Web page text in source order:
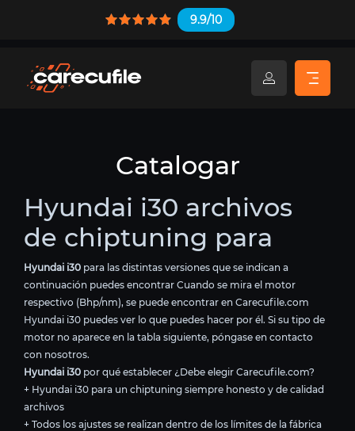
9.9/10
Catalogar
Hyundai i30 archivos
de chiptuning para
Hyundai i30 para las distintas versiones que se indican a
continuación puedes encontrar Cuando se mira el motor
respectivo (Bhp/nm), se puede encontrar en Carecufile.com
Hyundai i30 puedes ver lo que puedes hacer por él. Si su tipo de
motor no aparece en la tabla siguiente, póngase en contacto
con nosotros.
Hyundai i30 por qué establecer ¿Debe elegir Carecufile.com?
+ Hyundai i30 para un chiptuning siempre honesto y de calidad
archivos
+ Todos los ajustes se realizan dentro de los límites de la fábrica